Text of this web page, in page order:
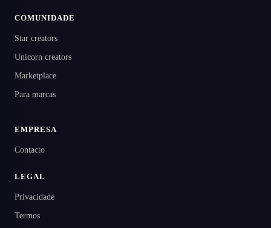
COMUNIDADE
Star creators
Unicorn creators
Marketplace
Para marcas
EMPRESA
Contacto
LEGAL
Privacidade
Termos